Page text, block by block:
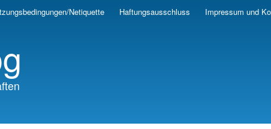
Skip
Netiquette Haftungsausschluss Impressum und